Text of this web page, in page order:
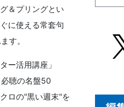
＆プリングとい
に使える常套句
す。
ー活用講座」
聴の名盤50
ロの"黒い週末"を